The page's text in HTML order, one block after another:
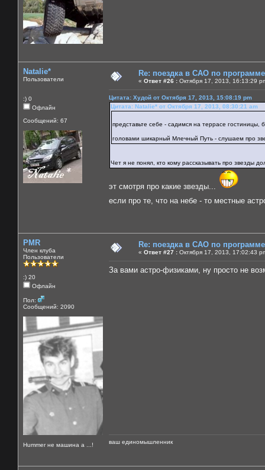
Natalie*
Пользователи
:) 0
Офлайн
Сообщений: 67
Re: поездка в САО по
« Ответ #26 : Октября 17, 2013, 16:13:29
Цитата: Худой от Октября 17, 2013, 15:08:19 pm
Цитата: Natalie* от Октября 17, 2013, 08:30:21 am
представьте себе - садимся на террасе
головами шикарный Млечный Путь - слушаем про
Чет я не понял, кто кому рассказывать про звезды
эт смотря про какие звезды...
если про те, что на небе - то местные
PMR
Член клуба
Пользователи
:) 20
Офлайн
Пол:
Сообщений: 2090
Нummer не машина а ...!
Re: поездка в САО по
« Ответ #27 : Октября 17, 2013, 17:02:43
За вами астро-физиками, ну просто не
ваш единомышленник